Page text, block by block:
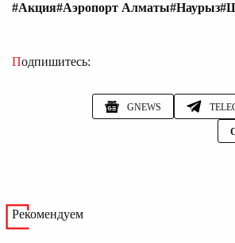
#Акция#Аэропорт Алматы#Наурыз
Подпишитесь:
GNEWS
Рекомендуем